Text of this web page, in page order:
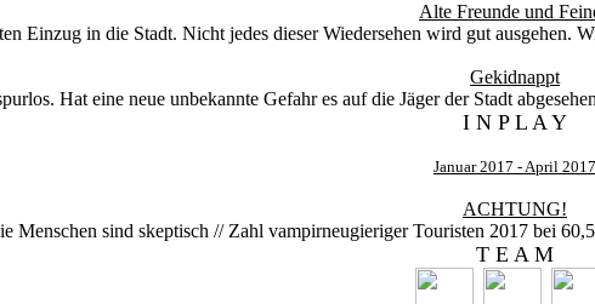
Alte Freunde und
Einzug in die Stadt. Nicht jedes dieser Wiedersehen wird gut ausgehen.
Gekidnappt
Hat eine neue unbekannte Gefahr es auf die Jäger der Stadt
I N P L A Y
Januar 2017 - April 2017
ACHTUNG!
Menschen sind skeptisch // Zahl vampirneugieriger Touristen 2017 bei
T E A M